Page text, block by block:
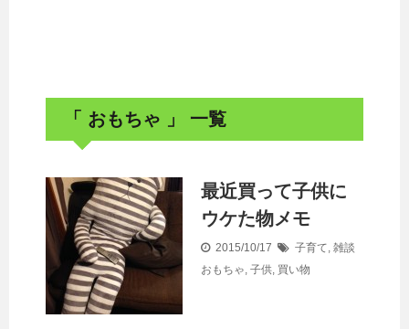
「 おもちゃ 」 一覧
最近買って子供に
ウケた物メモ
2015/10/17 子育て, 雑談
おもちゃ, 子供, 買い物